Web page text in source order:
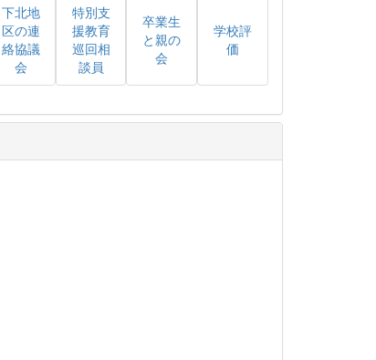
下北地
区の連
絡協議
会
特別支
援教育
巡回相
談員
卒業生
と親の
会
学校評
価